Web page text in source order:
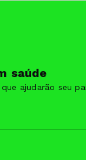
saúde
ajudarão seu